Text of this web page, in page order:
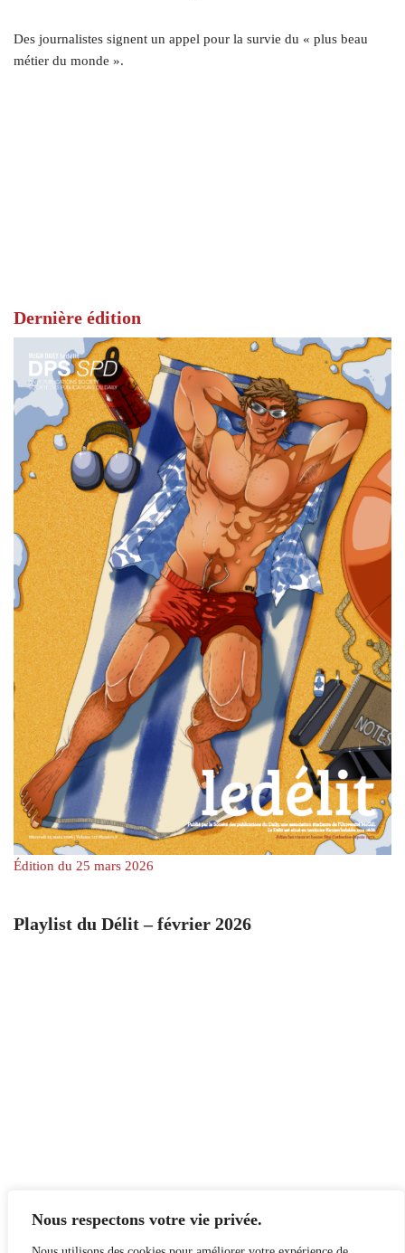
Nous respectons votre vie privée.
Des journalistes signent un appel pour la survie du « plus beau
métier du monde ».
Dernière édition
Édition du 25 mars 2026
Playlist du Délit – février 2026